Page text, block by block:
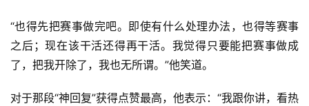
“也得先把赛事做完吧。即使有什么处理办法，也得等赛事
之后；现在该干活还得再干活。我觉得只要能把赛事做成
了，把我开除了，我也无所谓。”他笑道。
对于那段“神回复”获得点赞最高，他表示：“我跟你讲，看热